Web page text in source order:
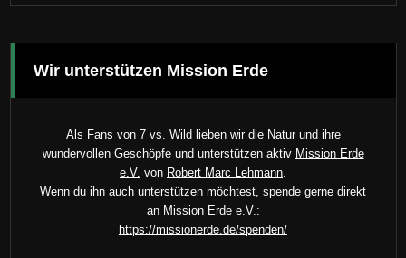
Wir unterstützen Mission Erde
Als Fans von 7 vs. Wild lieben wir die Natur und ihre
wundervollen Geschöpfe und unterstützen aktiv Mission Erde
e.V. von Robert Marc Lehmann.
Wenn du ihn auch unterstützen möchtest, spende gerne direkt
an Mission Erde e.V.:
https://missionerde.de/spenden/